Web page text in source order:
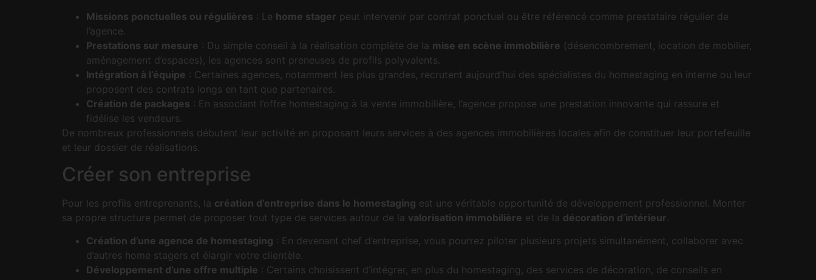
Missions ponctuelles ou régulières : Le home stager peut intervenir par contrat ponctuel ou être référencé comme prestataire régulier de
l’agence.
Prestations sur mesure : Du simple conseil à la réalisation complète de la mise en scène immobilière (désencombrement, location de mobilier,
aménagement d’espaces), les agences sont preneuses de profils polyvalents.
Intégration à l’équipe : Certaines agences, notamment les plus grandes, recrutent aujourd’hui des spécialistes du homestaging en interne ou leur
proposent des contrats longs en tant que partenaires.
Création de packages : En associant l’offre homestaging à la vente immobilière, l’agence propose une prestation innovante qui rassure et
fidélise les vendeurs.
De nombreux professionnels débutent leur activité en proposant leurs services à des agences immobilières locales afin de constituer leur portefeuille
et leur dossier de réalisations.
Créer son entreprise
Pour les profils entreprenants, la création d’entreprise dans le homestaging est une véritable opportunité de développement professionnel. Monter
sa propre structure permet de proposer tout type de services autour de la valorisation immobilière et de la décoration d’intérieur.
Création d’une agence de homestaging : En devenant chef d’entreprise, vous pourrez piloter plusieurs projets simultanément, collaborer avec
d’autres home stagers et élargir votre clientèle.
Développement d’une offre multiple : Certains choisissent d’intégrer, en plus du homestaging, des services de décoration, de conseils en